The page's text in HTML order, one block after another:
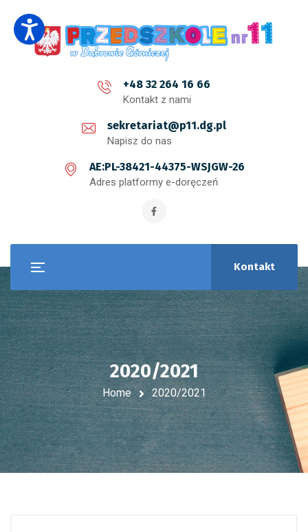
+48 32 264 16 66
Kontakt z nami
sekretariat@p11.dg.pl
Napisz do nas
AE:PL-38421-44375-WSJGW-26
Adres platformy e-doręczeń
Kontakt
2020/2021
Home 2020/2021